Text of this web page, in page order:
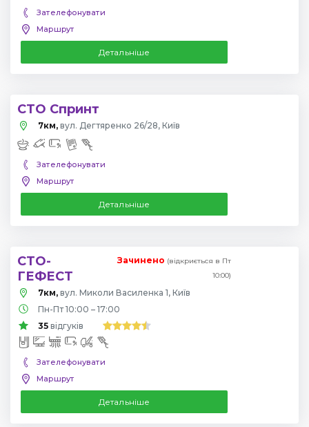
Зателефонувати
Маршрут
Детальніше
СТО Спринт
7км, вул. Дегтяренко 26/28, Київ
Зателефонувати
Маршрут
Детальніше
СТО-
ГЕФЕСТ
Зачинено (відкриється в Пт
10:00)
7км, вул. Миколи Василенка 1, Київ
Пн-Пт 10:00 – 17:00
35 відгуків
Зателефонувати
Маршрут
Детальніше